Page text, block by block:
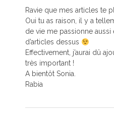
Ravie que mes articles te
Oui tu as raison, il y a
de vie me passionne
d’articles dessus
Effectivement, j’aurai dû
très important !
A bientôt Sonia.
Rabia